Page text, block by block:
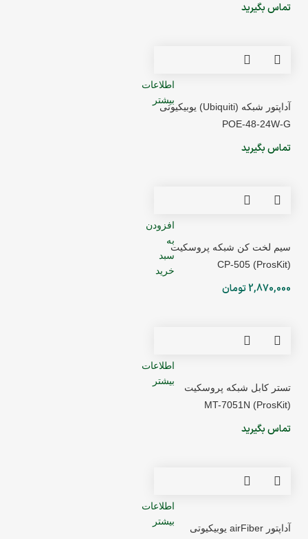
تماس بگیرید
اطلاعات
بیشتر
آداپتور شبکه (Ubiquiti) یوبیکیوتی
POE-48-24W-G
تماس بگیرید
افزودن
به
سبد
خرید
سیم لخت کن شبکه پروسکیت
(ProsKit) CP-505
2,870,000تومان
اطلاعات
بیشتر
تستر کابل شبکه پروسکیت
(ProsKit) MT-7051N
تماس بگیرید
اطلاعات
بیشتر
آداپتور airFiber یوبیکیوتی